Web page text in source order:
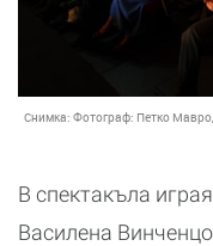
Снимка: Фотограф: Петко
В спектакъла
Василена